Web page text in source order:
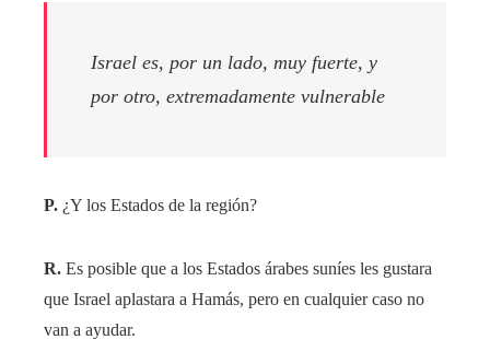
Israel es, por un lado, muy fuerte, y
por otro, extremadamente vulnerable
P. ¿Y los Estados de la región?
R. Es posible que a los Estados árabes suníes les gustara
que Israel aplastara a Hamás, pero en cualquier caso no
van a ayudar.